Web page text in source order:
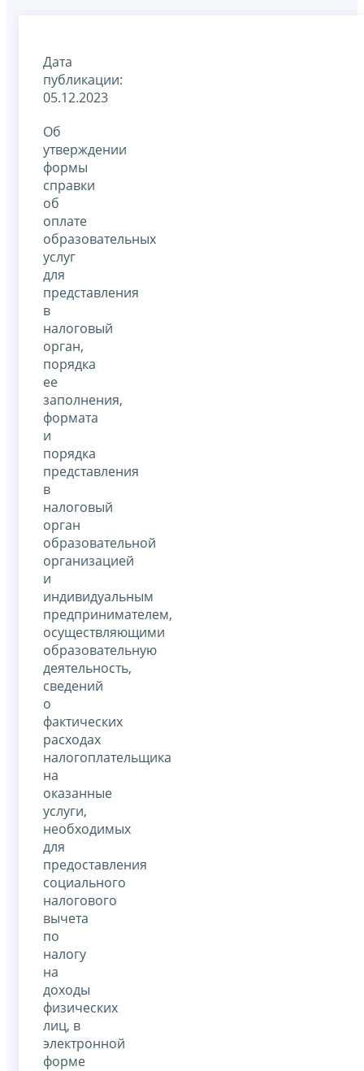
Дата
публикации:
05.12.2023
Об
утверждении
формы
справки
об
оплате
образовательных
услуг
для
представления
в
налоговый
орган,
порядка
ее
заполнения,
формата
и
порядка
представления
в
налоговый
орган
образовательной
организацией
и
индивидуальным
предпринимателем,
осуществляющими
образовательную
деятельность,
сведений
о
фактических
расходах
налогоплательщика
на
оказанные
услуги,
необходимых
для
предоставления
социального
налогового
вычета
по
налогу
на
доходы
физических
лиц, в
электронной
форме